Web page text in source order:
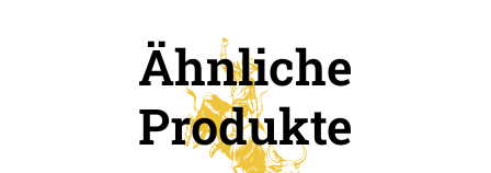
Ähnliche
Produkte